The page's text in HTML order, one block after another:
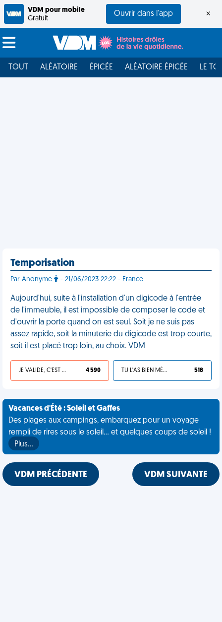
VDM pour mobile
Gratuit
Ouvrir dans l'app ×
TOUT ALÉATOIRE ÉPICÉE ALÉATOIRE ÉPICÉE LE
Temporisation
Par Anonyme - 21/06/2023 22:22 - France
Aujourd'hui, suite à l'installation d'un digicode à l'entrée
de l'immeuble, il est impossible de composer le code et
d'ouvrir la porte quand on est seul. Soit je ne suis pas
assez rapide, soit la minuterie du digicode est trop courte,
soit il est placé trop loin, au choix. VDM
JE VALIDE, C'EST UNE VDM 4 590 TU L'AS BIEN MÉRITÉ 518
Vacances d'Été : Soleil et Gaffes
Des plages aux campings, embarquez pour un voyage
rempli de rires sous le soleil... et quelques coups de soleil !
Plus…
VDM PRÉCÉDENTE VDM SUIVANTE